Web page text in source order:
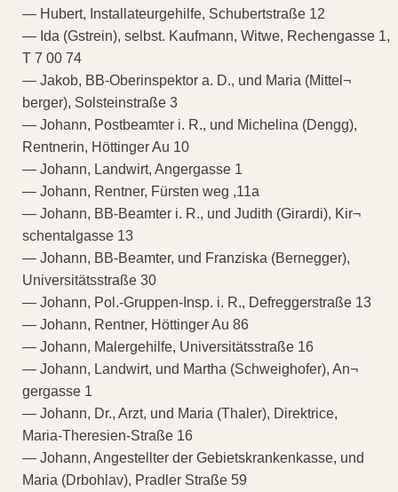
— Hubert, Installateurgehilfe, Schubertstraße 12
— Ida (Gstrein), selbst. Kaufmann, Witwe, Rechengasse 1,
T 7 00 74
— Jakob, BB-Oberinspektor a. D., und Maria (Mittel¬
berger), Solsteinstraße 3
— Johann, Postbeamter i. R., und Michelina (Dengg),
Rentnerin, Höttinger Au 10
— Johann, Landwirt, Angergasse 1
— Johann, Rentner, Fürsten weg ,11a
— Johann, BB-Beamter i. R., und Judith (Girardi), Kir¬
schentalgasse 13
— Johann, BB-Beamter, und Franziska (Bernegger),
Universitätsstraße 30
— Johann, Pol.-Gruppen-Insp. i. R., Defreggerstraße 13
— Johann, Rentner, Höttinger Au 86
— Johann, Malergehilfe, Universitätsstraße 16
— Johann, Landwirt, und Martha (Schweighofer), An¬
gergasse 1
— Johann, Dr., Arzt, und Maria (Thaler), Direktrice,
Maria-Theresien-Straße 16
— Johann, Angestellter der Gebietskrankenkasse, und
Maria (Drbohlav), Pradler Straße 59